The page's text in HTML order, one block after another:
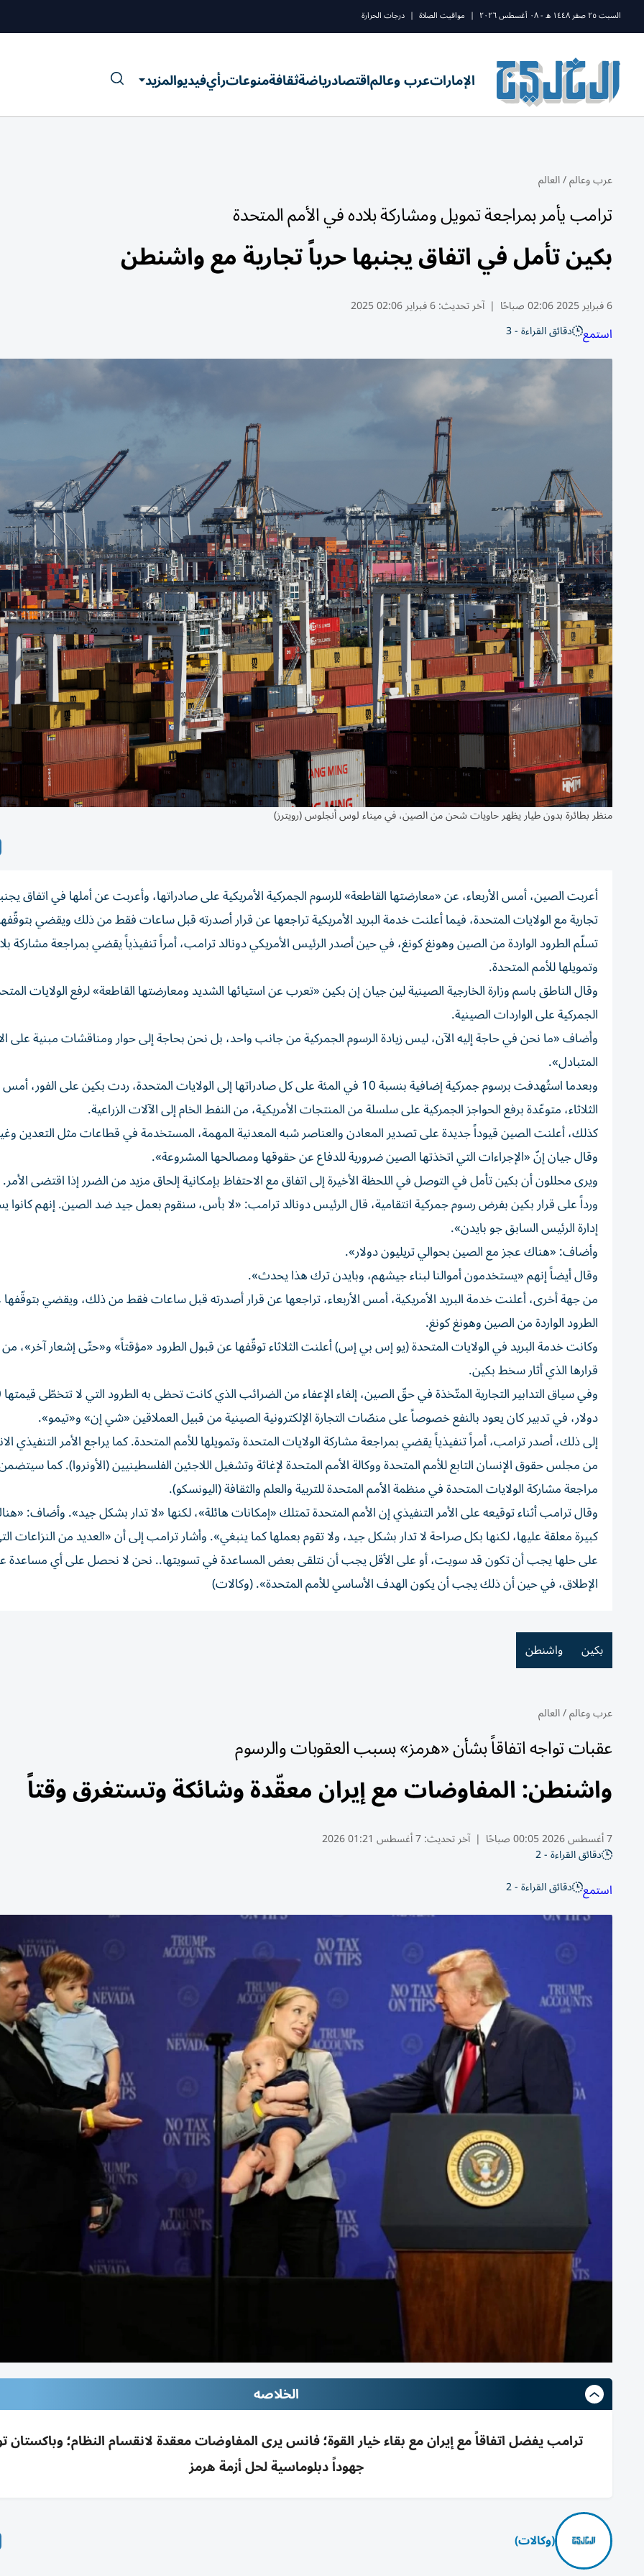
السبت ٢٥ صفر ١٤٤٨ ه - ٠٨ أغسطس ٢٠٢٦ | مواقيت الصلاة | درجات الحرارة
الإماراتعرب وعالماقتصادرياضةثقافةمنوعاترأيفيديوالمزيد
عرب وعالم/العالم
ترامب يأمر بمراجعة تمويل ومشاركة بلاده في الأمم المتحدة
بكين تأمل في اتفاق يجنبها حرباً تجارية مع واشنطن
6 فبراير 2025 02:06 صباحًا | آخر تحديث:6 فبراير 02:06 2025
استمع دقائق القراءة - 3
منظر بطائرة بدون طيار يظهر حاويات شحن من الصين، في ميناء لوس أنجلوس (رويترز)
أعربت الصين، أمس الأربعاء، عن «معارضتها القاطعة» للرسوم الجمركية الأمريكية على صادراتها، وأعربت عن أملها في اتفاق
تجارية مع الولايات المتحدة، فيما أعلنت خدمة البريد الأمريكية تراجعها عن قرار أصدرته قبل ساعات فقط من ذلك ويقضي
تسلّم الطرود الواردة من الصين وهونغ كونغ، في حين أصدر الرئيس الأمريكي دونالد ترامب، أمراً تنفيذياً يقضي بمراجعة مشاركة
وتمويلها للأمم المتحدة.
وقال الناطق باسم وزارة الخارجية الصينية لين جيان إن بكين «تعرب عن استيائها الشديد ومعارضتها القاطعة» لرفع الولايات
الجمركية على الواردات الصينية.
وأضاف «ما نحن في حاجة إليه الآن، ليس زيادة الرسوم الجمركية من جانب واحد، بل نحن بحاجة إلى حوار ومناقشات مبنية على
المتبادل».
وبعدما استُهدفت برسوم جمركية إضافية بنسبة 10 في المئة على كل صادراتها إلى الولايات المتحدة، ردت بكين على الفور،
الثلاثاء، متوعّدة برفع الحواجز الجمركية على سلسلة من المنتجات الأمريكية، من النفط الخام إلى الآلات الزراعية.
كذلك، أعلنت الصين قيوداً جديدة على تصدير المعادن والعناصر شبه المعدنية المهمة، المستخدمة في قطاعات مثل التعدين
وقال جيان إنّ «الإجراءات التي اتخذتها الصين ضرورية للدفاع عن حقوقها ومصالحها المشروعة».
ويرى محللون أن بكين تأمل في التوصل في اللحظة الأخيرة إلى اتفاق مع الاحتفاظ بإمكانية إلحاق مزيد من الضرر إذا اقتضى الأمر.
ورداً على قرار بكين بفرض رسوم جمركية انتقامية، قال الرئيس دونالد ترامب: «لا بأس، سنقوم بعمل جيد ضد الصين. إنهم كانوا
إدارة الرئيس السابق جو بايدن».
وأضاف: «هناك عجز مع الصين بحوالي تريليون دولار».
وقال أيضاً إنهم «يستخدمون أموالنا لبناء جيشهم، وبايدن ترك هذا يحدث».
من جهة أخرى، أعلنت خدمة البريد الأمريكية، أمس الأربعاء، تراجعها عن قرار أصدرته قبل ساعات فقط من ذلك، ويقضي
الطرود الواردة من الصين وهونغ كونغ.
وكانت خدمة البريد في الولايات المتحدة (يو إس بي إس) أعلنت الثلاثاء توقّفها عن قبول الطرود «مؤقتاً» و«حتّى إشعار آخر»،
قرارها الذي أثار سخط بكين.
وفي
دولار، في تدبير كان يعود بالنفع خصوصاً على منصّات التجارة الإلكترونية الصينية من قبيل العملاقين «شي إن» و«تيمو».
إلى ذلك، أصدر ترامب، أمراً تنفيذياً يقضي بمراجعة مشاركة الولايات المتحدة وتمويلها للأمم المتحدة. كما يراجع الأمر التنفيذي
من مجلس حقوق الإنسان التابع للأمم المتحدة ووكالة الأمم المتحدة لإغاثة وتشغيل اللاجئين الفلسطينيين (الأونروا). كما
مراجعة مشاركة الولايات المتحدة في منظمة الأمم المتحدة للتربية والعلم والثقافة (اليونسكو).
وقال ترامب أثناء توقيعه على الأمر التنفيذي إن الأمم المتحدة تمتلك «إمكانات هائلة»، لكنها «لا تدار بشكل جيد». وأضاف:
كبيرة معلقة عليها، لكنها بكل صراحة لا تدار بشكل جيد، ولا تقوم بعملها كما ينبغي». وأشار ترامب إلى أن «العديد من النزاعات
على حلها يجب أن تكون قد سويت، أو على الأقل يجب أن نتلقى بعض المساعدة في تسويتها.. نحن لا نحصل على أي مساعدة
الإطلاق، في حين أن ذلك يجب أن يكون الهدف الأساسي للأمم المتحدة». (وكالات)
بكين واشنطن
عرب وعالم/العالم
عقبات تواجه اتفاقاً بشأن «هرمز» بسبب العقوبات والرسوم
واشنطن: المفاوضات مع إيران معقّدة وشائكة وتستغرق وقتاً
7 أغسطس 2026 00:05 صباحًا | آخر تحديث:7 أغسطس 01:21 2026
دقائق القراءة - 2
استمع دقائق القراءة - 2
الخلاصه
ترامب يفضل اتفاقاً مع إيران مع بقاء خيار القوة؛ فانس يرى المفاوضات معقدة لانقسام النظام؛
جهوداً دبلوماسية لحل أزمة هرمز
(وكالات)